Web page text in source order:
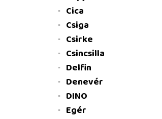
Cica
Csiga
Csirke
Csincsilla
Delfin
Denevér
DINO
Egér